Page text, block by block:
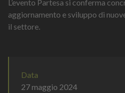
L’evento Partesa si conferma
aggiornamento e sviluppo di
il settore.
Data
27 maggio 2024